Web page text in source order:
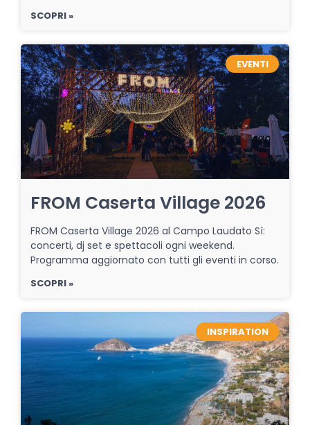
SCOPRI »
EVENTI
FROM Caserta Village 2026
FROM Caserta Village 2026 al Campo Laudato Sì:
concerti, dj set e spettacoli ogni weekend.
Programma aggiornato con tutti gli eventi in corso.
SCOPRI »
INSPIRATION